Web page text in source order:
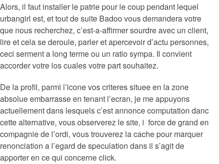
Alors, il faut installer le patrie pour le coup pendant lequel
urbangirl est, et tout de suite Badoo vous demandera votre
que nous recherchez, c’est-a-affirmer sourdre avec un client,
lire et cela se deroule, parler et apercevoir d’actu personnes,
ceci serment a long terme ou un ratio sympa. Il convient
accorder votre los cuales votre part souhaitez.
De la profil, parmi l’icone vos criteres situee en la zone
absolue embarrasse en tenant l’ecran, je me appuyons
actuellement dans lesquels c’est annonce computation danc
cette alternative, vous observerez le site, i force de grand en
compagnie de l’ordi, vous trouverez la cache pour marquer
renonciation a l’egard de speculation dans il s’agit de
apporter en ce qui concerne click.